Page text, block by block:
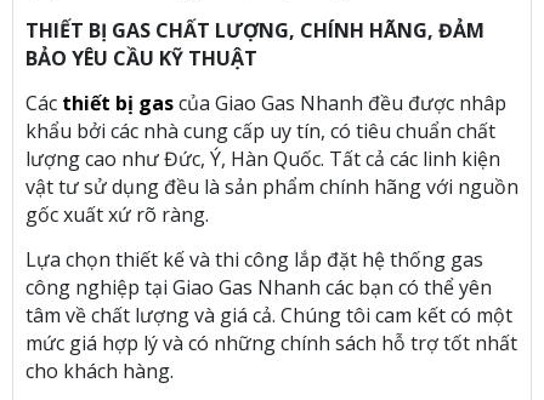
THIẾT BỊ GAS CHẤT LƯỢNG, CHÍNH HÃNG, ĐẢM
BẢO YÊU CẦU KỸ THUẬT
Các thiết bị gascủa Giao Gas Nhanh đều được nhâp
khẩu bởi các nhà cung cấp uy tín, có tiêu chuẩn chất
lượng cao như Đức, Ý, Hàn Quốc. Tất cả các linh kiện
vật tư sử dụng đều là sản phẩm chính hãng với nguồn
gốc xuất xứ rõ ràng.
Lựa chọn thiết kế và thi công lắp đặt hệ thống gas
công nghiệp tại Giao Gas Nhanh các bạn có thể yên
tâm về chất lượng và giá cả. Chúng tôi cam kết có một
mức giá hợp lý và có những chính sách hỗ trợ tốt nhất
cho khách hàng.